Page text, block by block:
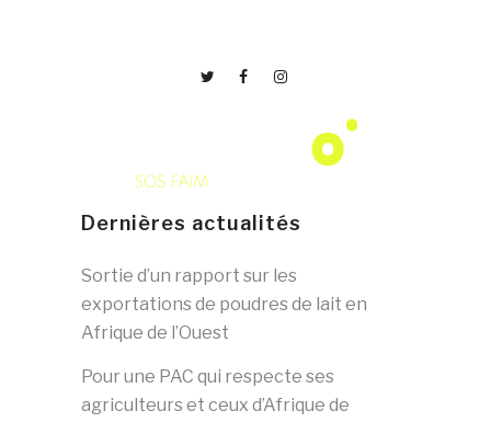
Dernières actualités
Sortie d’un rapport sur les
exportations de poudres de lait en
Afrique de l’Ouest
Pour une PAC qui respecte ses
agriculteurs et ceux d’Afrique de